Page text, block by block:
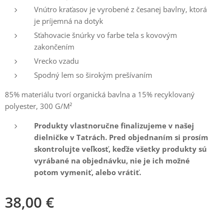
Vnútro kraťasov je vyrobené z česanej bavlny, ktorá
je príjemná na dotyk
Sťahovacie šnúrky vo farbe tela s kovovým
zakončením
Vrecko vzadu
Spodný lem so širokým prešívaním
85% materiálu tvorí organická bavlna a 15% recyklovaný
polyester, 300 G/M²
Produkty vlastnoručne finalizujeme v našej
dielničke v Tatrách. Pred objednaním si prosím
skontrolujte veľkosť, keďže všetky produkty sú
vyrábané na objednávku, nie je ich možné
potom vymeniť, alebo vrátiť.
38,00 €